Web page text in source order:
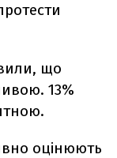
що
13%
оцінюють